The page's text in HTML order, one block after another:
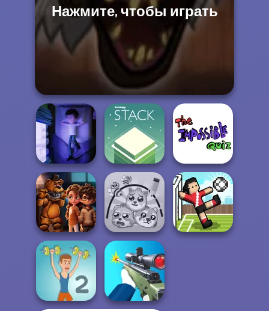
Нажмите, чтобы играть
Cursed Dreams Stack
The Impossible
Quiz Classic
FNAF Horror At
Home
Protect My Dog 3